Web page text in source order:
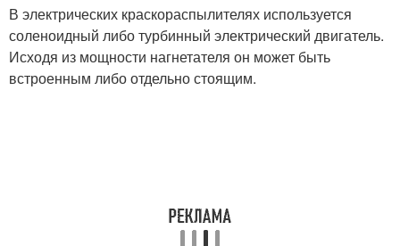
В электрических краскораспылителях используется
соленоидный либо турбинный электрический двигатель.
Исходя из мощности нагнетателя он может быть
встроенным либо отдельно стоящим.